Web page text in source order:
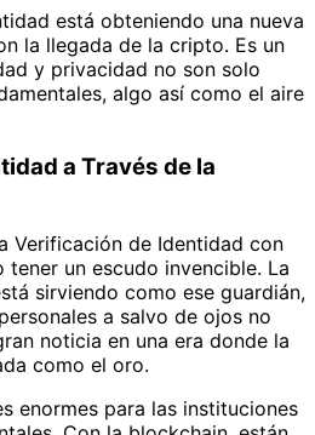
está obteniendo una nueva
la llegada de la cripto. Es un
y privacidad no son solo
algo así como el aire
a Través de la
Verificación de Identidad con
un escudo invencible. La
sirviendo como ese guardián,
a salvo de ojos no
noticia en una era donde la
como el oro.
enormes para las instituciones